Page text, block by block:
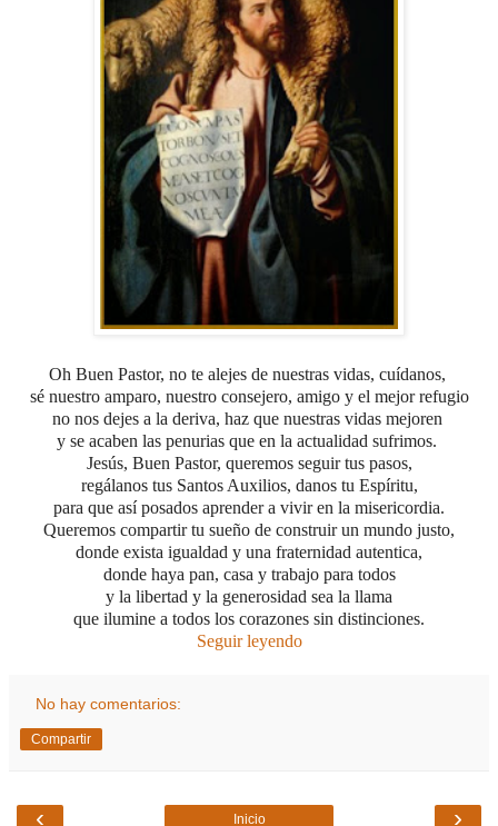
Oh Buen Pastor, no te alejes de nuestras vidas, cuídanos,
sé nuestro amparo, nuestro consejero, amigo y el mejor refugio
no nos dejes a la deriva, haz que nuestras vidas mejoren
y se acaben las penurias que en la actualidad sufrimos.
Jesús, Buen Pastor, queremos seguir tus pasos,
regálanos tus Santos Auxilios, danos tu Espíritu,
para que así posados aprender a vivir en la misericordia.
Queremos compartir tu sueño de construir un mundo justo,
donde exista igualdad y una fraternidad autentica,
donde haya pan, casa y trabajo para todos
y la libertad y la generosidad sea la llama
que ilumine a todos los corazones sin distinciones.
Seguir leyendo
No hay comentarios:
Compartir
‹ ›
Inicio